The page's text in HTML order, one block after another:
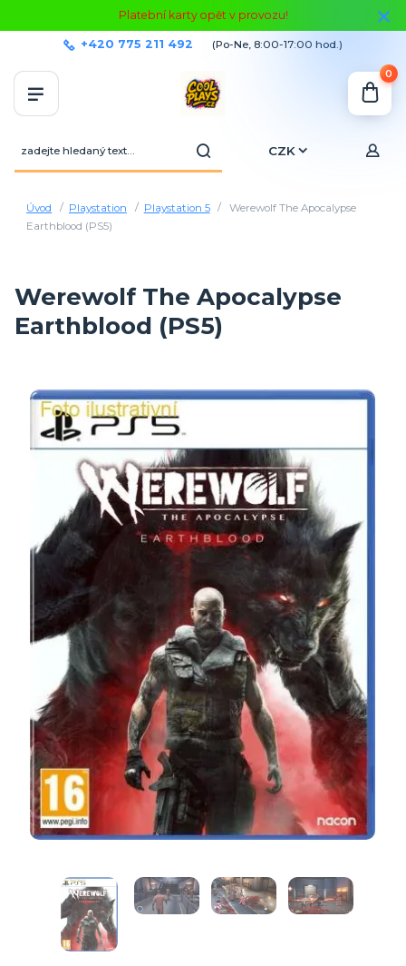
Platební karty opět v provozu!
CZK
+420 775 211 492 (Po-Ne, 8:00-17:00 hod.)
0
Úvod Playstation Playstation 5
Werewolf The Apocalypse
Earthblood (PS5)
Werewolf The Apocalypse
Earthblood (PS5)